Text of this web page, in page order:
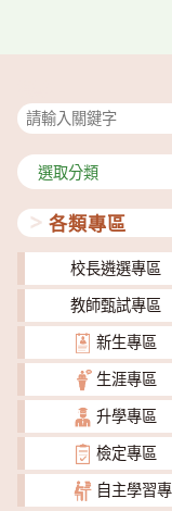
分
類
各類專區
校長遴選專區
教師甄試專區
新生專區
生涯專區
升學專區
檢定專區
自主學習